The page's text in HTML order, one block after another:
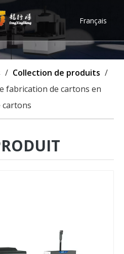
Français
Türk dili
ไทย
Deutsch
/ Collection de produits /
fabrication de cartons en